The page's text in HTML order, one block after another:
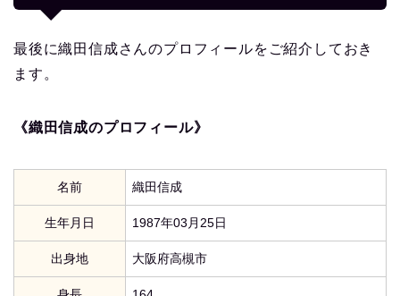
最後に織田信成さんのプロフィールをご紹介しておき
ます。
《織田信成のプロフィール》
名前 織田信成
生年月日 1987年03月25日
出身地 大阪府高槻市